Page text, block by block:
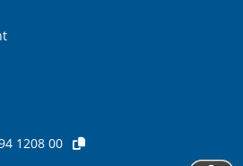
1208 00